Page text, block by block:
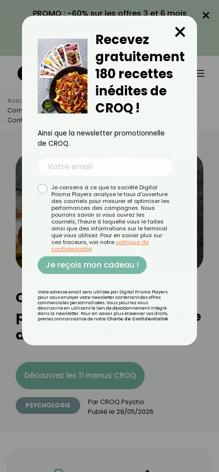
PROMO : -60% sur les offres 3 et 6 mois
VOIR LA PROMO
×
Accueil Actus
Psychologie
Comment Supporter Un Partenaire Râleur Sans Être Dans Le
Conflit ?
Comment supporter un
partenaire râleur sans être
dans le conflit ?
Découvrez les 11 menus CROQ
PSYCHOLOGIE Par CROQ Psycho
Publié le 28/05/2026
Recevez
gratuitement
180 recettes
inédites de
CROQ !
×
Ainsi que la newsletter promotionnelle
de CROQ.
Je consens à ce que la société Digital
Prisma Players analyse le taux d'ouverture
des courriels pour mesurer et optimiser les
performances des campagnes. Nous
pourrons savoir si vous ouvrez les
courriels, l'heure à laquelle vous le faites
ainsi que des informations sur le terminal
que vous utilisez. Pour en savoir plus sur
ces traceurs, voir notre politique de
confidentialité.
Je reçois mon cadeau !
Votre adresse email sera utilisée par Digital Prisma Players
pour vous envoyer votre newsletter contenant des offres
commerciales personnalisées. Vous pourrez vous
désinscrire en utilisant le lien de désabonnement intégré
dans la newsletter. Pour en savoir plus et exercer vos droits,
prenez connaissance de notre Charte de Confidentialité.